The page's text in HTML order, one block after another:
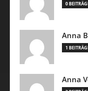
0
Anna
1
Anna